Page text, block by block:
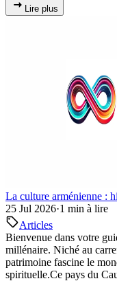
Lire plus
La culture arménienne :
25 Jul 2026·1 min à lire
Articles
Bienvenue dans votre
millénaire. Niché au
patrimoine fascine le
spirituelle.Ce pays du